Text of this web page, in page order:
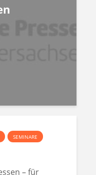
SEMINARE
– für